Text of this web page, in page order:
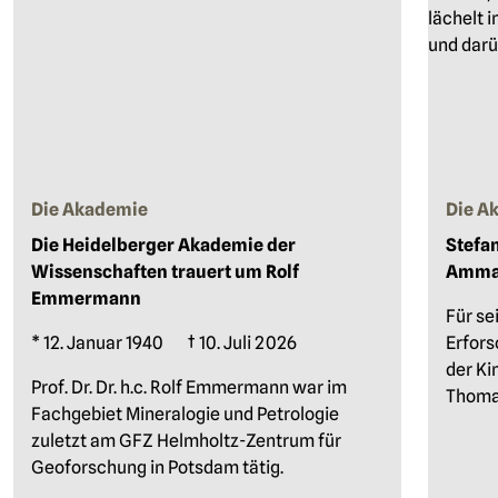
Die Akademie
Die Heidelberger Akademie der
Wissenschaften trauert um Rolf
Emmermann
* 12. Januar 1940 † 10. Juli 2026
Prof. Dr. Dr. h.c. Rolf Emmermann war im
Fachgebiet Mineralogie und Petrologie
zuletzt am GFZ Helmholtz-Zentrum für
Geoforschung in Potsdam tätig.
Die
Für
der